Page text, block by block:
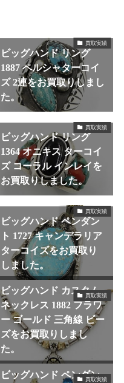
買取実績
ビッグハンド リング
1887 ペルシャターコイ
ズ 2連をお買取りしまし
た。
買取実績
ビッグハンド リング
1364 オニキス ターコイ
ズ コーラル インレイを
お買取りしました。
買取実績
ビッグハンド ペンダン
ト 1727 キャンデラリア
ターコイズをお買取り
しました。
買取実績
ビッグハンド カスタム
ネックレス 1882 フラワ
ー ゴールド 三角線 ビー
ズをお買取りしまし
た。
買取実績
ビッグハンド ペンダン